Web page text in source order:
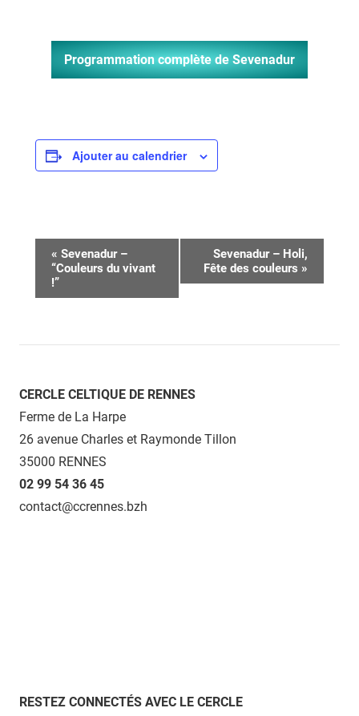
Programmation complète de Sevenadur
Ajouter au calendrier
Navigation
Évènement
« Sevenadur –
“Couleurs du vivant
!”
Sevenadur – Holi,
Fête des couleurs »
CERCLE CELTIQUE DE RENNES
Ferme de La Harpe
26 avenue Charles et Raymonde Tillon
35000 RENNES
02 99 54 36 45
contact@ccrennes.bzh
RESTEZ CONNECTÉS AVEC LE CERCLE